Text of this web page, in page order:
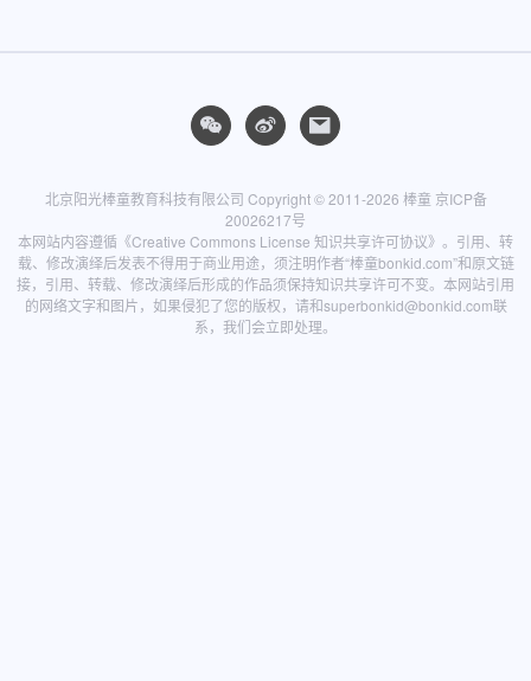
北京阳光棒童教育科技有限公司 Copyright © 2011-2026 棒童 京ICP备
20026217号
本网站内容遵循 《Creative Commons License 知识共享许可协议》 。引用、转
载、修改演绎后发表不得用于商业用途，须注明作者“棒童bonkid.com”和原文链
接，引用、转载、修改演绎后形成的作品须保持知识共享许可不变。本网站引用
的网络文字和图片，如果侵犯了您的版权，请和superbonkid@bonkid.com联
系，我们会立即处理。